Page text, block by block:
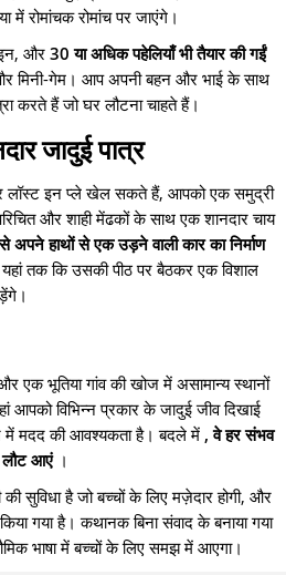
रोमांचक रोमांच पर जाएंगे।
और 30 या अधिक पहेलियाँ भी तैयार की गईं
मिनी-गेम। आप अपनी बहन और भाई के साथ
करते हैं जो घर लौटना चाहते हैं।
जादुई पात्र
लॉस्ट इन प्ले खेल सकते हैं, आपको एक समुद्री
और शाही मेंढकों के साथ एक शानदार चाय
अपने हाथों से एक उड़ने वाली कार का निर्माण
तक कि उसकी पीठ पर बैठकर एक विशाल
एक भूतिया गांव की खोज में असामान्य स्थानों
आपको विभिन्न प्रकार के जादुई जीव दिखाई
मदद की आवश्यकता है। बदले में , वे हर संभव
लौट आएं।
सुविधा है जो बच्चों के लिए मज़ेदार होगी, और
गया है। कथानक बिना संवाद के बनाया गया
भाषा में बच्चों के लिए समझ में आएगा।